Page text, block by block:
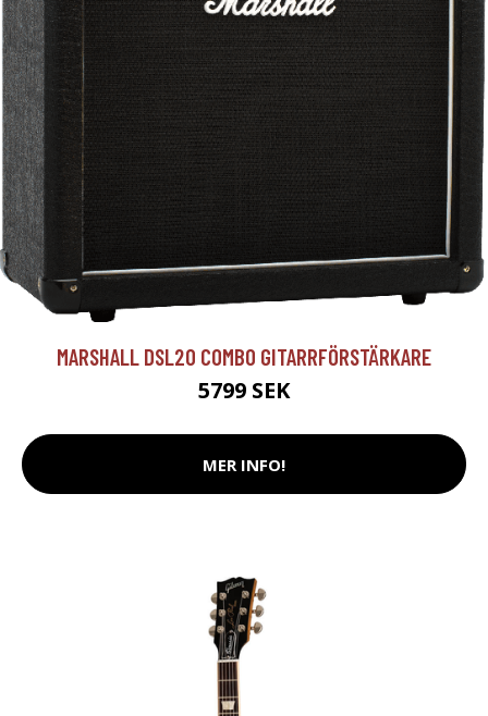
MARSHALL DSL20 COMBO GITARRFÖRSTÄRKARE
5799 SEK
MER INFO!